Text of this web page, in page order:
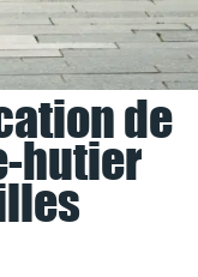
de
hutier